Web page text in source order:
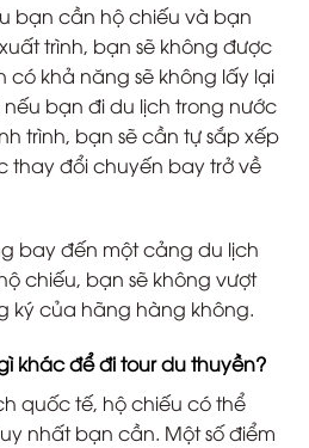
bạn cần hộ chiếu và bạn
trình, bạn sẽ không được
có khả năng sẽ không lấy lại
bạn đi du lịch trong nước
trình, bạn sẽ cần tự sắp xếp
thay đổi chuyến bay trở về
bay đến một cảng du lịch
chiếu, bạn sẽ không vượt
ký của hãng hàng không.
khác để đi tour du thuyền?
quốc tế, hộ chiếu có thể
nhất bạn cần. Một số điểm